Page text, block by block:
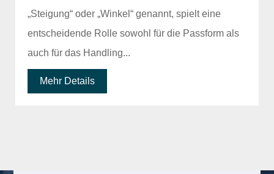
„Steigung“ oder „Winkel“ genannt, spielt eine
entscheidende Rolle sowohl für die Passform als
auch für das Handling...
Mehr Details